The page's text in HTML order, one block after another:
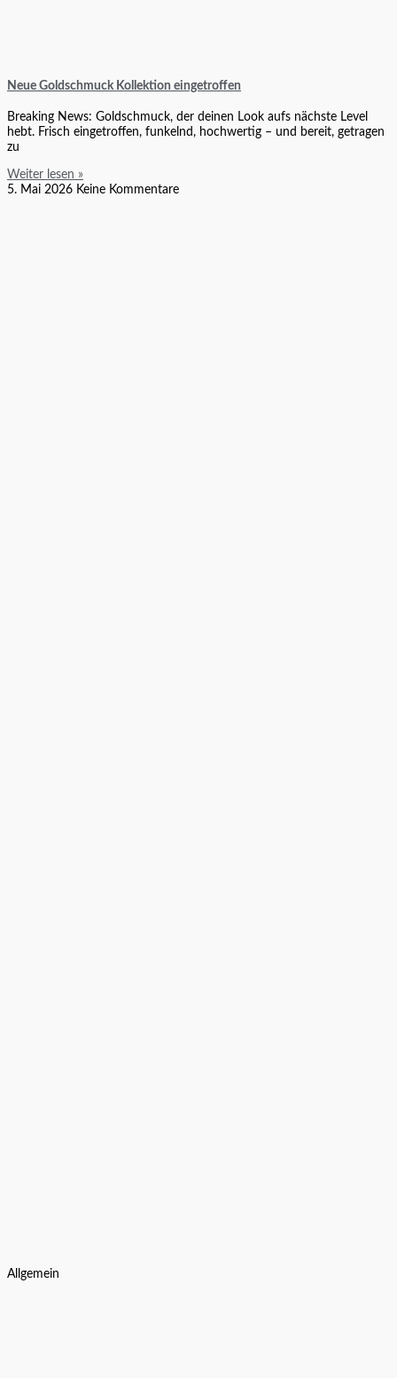
Neue Goldschmuck Kollektion eingetroffen
Breaking News: Goldschmuck, der deinen Look aufs nächste Level
hebt. Frisch eingetroffen, funkelnd, hochwertig – und bereit, getragen
zu
Weiter lesen »
5. Mai 2026 Keine Kommentare
Allgemein